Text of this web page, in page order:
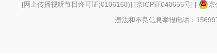
[网上传播视听节目许可证(0106168)] [京ICP证040655号] [
京
违法和不良信息举报电话：